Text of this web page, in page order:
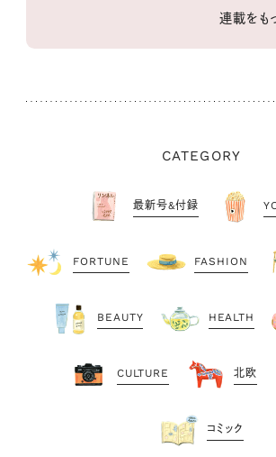
連載をも
CATEGORY
最新号&付録
FORTUNE FASHION
BEAUTY HEALTH
CULTURE 北欧
コミック